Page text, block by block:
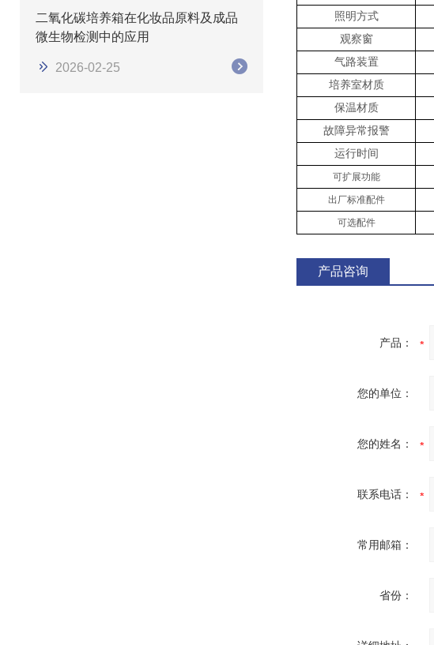
二氧化碳培养箱在化妆品原料及成品
微生物检测中的应用
2026-02-25
照明方式
观察窗
气路装置
培养室材质
保温材质
故障异常报警
运行时间
可扩展功能
出厂标准配件
可选配件
产品咨询
产品：
您的单位：
您的姓名：
联系电话：
常用邮箱：
省份：